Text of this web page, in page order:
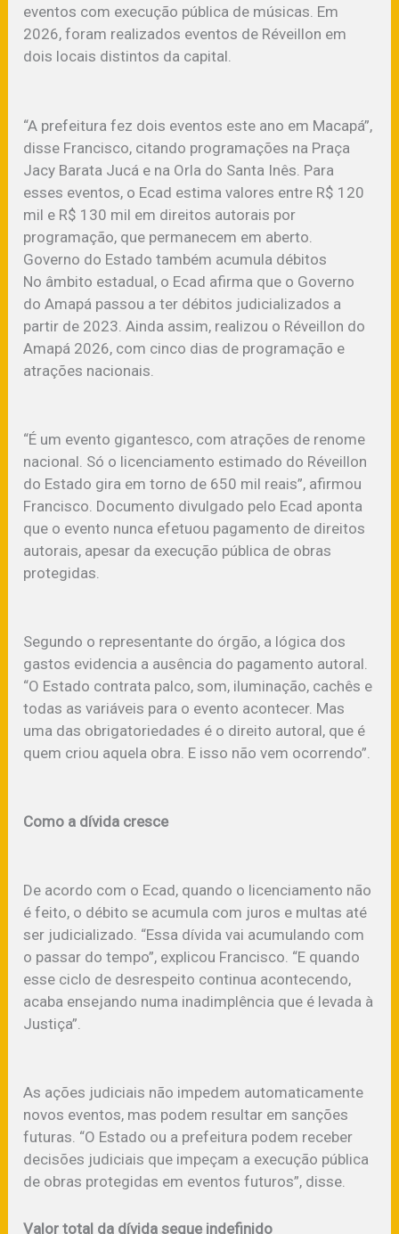
eventos com execução pública de músicas. Em
2026, foram realizados eventos de Réveillon em
dois locais distintos da capital.
“A prefeitura fez dois eventos este ano em Macapá”,
disse Francisco, citando programações na Praça
Jacy Barata Jucá e na Orla do Santa Inês. Para
esses eventos, o Ecad estima valores entre R$ 120
mil e R$ 130 mil em direitos autorais por
programação, que permanecem em aberto.
Governo do Estado também acumula débitos
No âmbito estadual, o Ecad afirma que o Governo
do Amapá passou a ter débitos judicializados a
partir de 2023. Ainda assim, realizou o Réveillon do
Amapá 2026, com cinco dias de programação e
atrações nacionais.
“É um evento gigantesco, com atrações de renome
nacional. Só o licenciamento estimado do Réveillon
do Estado gira em torno de 650 mil reais”, afirmou
Francisco. Documento divulgado pelo Ecad aponta
que o evento nunca efetuou pagamento de direitos
autorais, apesar da execução pública de obras
protegidas.
Segundo o representante do órgão, a lógica dos
gastos evidencia a ausência do pagamento autoral.
“O Estado contrata palco, som, iluminação, cachês e
todas as variáveis para o evento acontecer. Mas
uma das obrigatoriedades é o direito autoral, que é
quem criou aquela obra. E isso não vem ocorrendo”.
Como a dívida cresce
De acordo com o Ecad, quando o licenciamento não
é feito, o débito se acumula com juros e multas até
ser judicializado. “Essa dívida vai acumulando com
o passar do tempo”, explicou Francisco. “E quando
esse ciclo de desrespeito continua acontecendo,
acaba ensejando numa inadimplência que é levada à
Justiça”.
As ações judiciais não impedem automaticamente
novos eventos, mas podem resultar em sanções
futuras. “O Estado ou a prefeitura podem receber
decisões judiciais que impeçam a execução pública
de obras protegidas em eventos futuros”, disse.
Valor total da dívida segue indefinido